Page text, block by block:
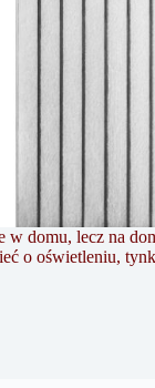
w domu, lecz na
o oświetleniu,